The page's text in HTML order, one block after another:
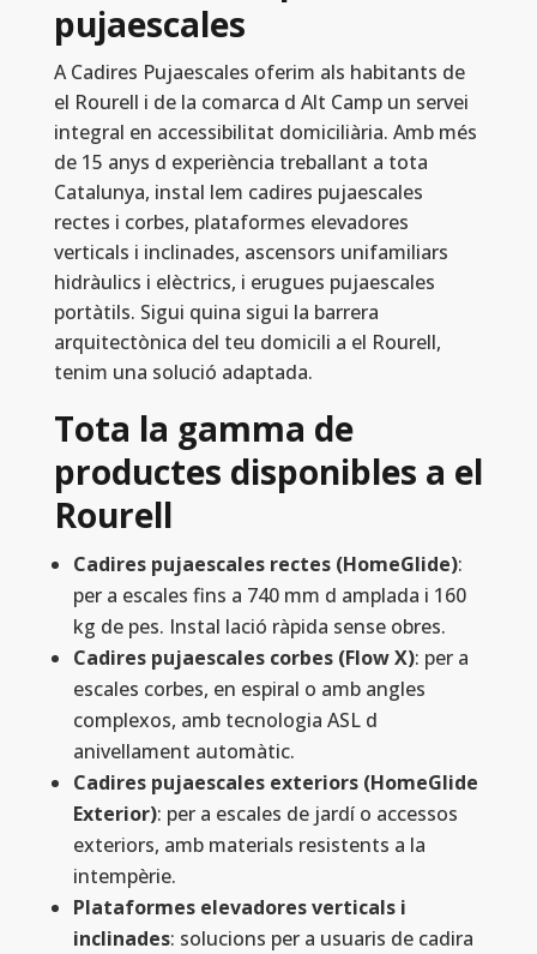
pujaescales
A Cadires Pujaescales oferim als habitants de
el Rourell i de la comarca d Alt Camp un servei
integral en accessibilitat domiciliària. Amb més
de 15 anys d experiència treballant a tota
Catalunya, instal lem cadires pujaescales
rectes i corbes, plataformes elevadores
verticals i inclinades, ascensors unifamiliars
hidràulics i elèctrics, i erugues pujaescales
portàtils. Sigui quina sigui la barrera
arquitectònica del teu domicili a el Rourell,
tenim una solució adaptada.
Tota la gamma de
productes disponibles a el
Rourell
Cadires pujaescales rectes (HomeGlide):
per a escales fins a 740 mm d amplada i 160
kg de pes. Instal lació ràpida sense obres.
Cadires pujaescales corbes (Flow X): per a
escales corbes, en espiral o amb angles
complexos, amb tecnologia ASL d
anivellament automàtic.
Cadires pujaescales exteriors (HomeGlide
Exterior): per a escales de jardí o accessos
exteriors, amb materials resistents a la
intempèrie.
Plataformes elevadores verticals i
inclinades: solucions per a usuaris de cadira